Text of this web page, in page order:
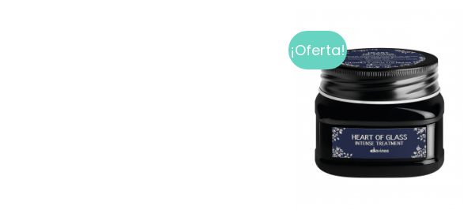
¡Oferta!
Add to
wishlist